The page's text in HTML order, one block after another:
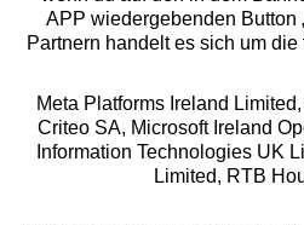
Alle Preise inkl. MwSt., zzgl.
Versandkosten
** Bonität vorausgesetzt, berechtigt zur
APP wiedergebenden Button
Partnern handelt es sich um
Meta Platforms Ireland
Criteo SA, Microsoft Ireland
Information Technologies UK
Limited, RTB